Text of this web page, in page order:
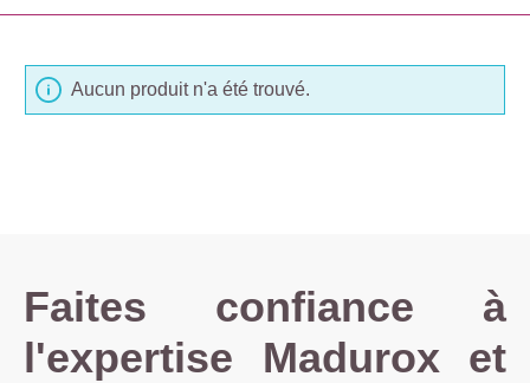
Aucun produit n'a été trouvé.
Faites confiance à
l'expertise Madurox et